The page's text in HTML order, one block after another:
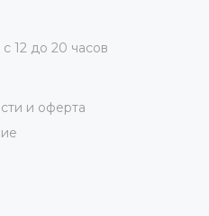
12 до 20 часов
и оферта